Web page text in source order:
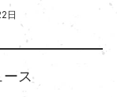
日
ス